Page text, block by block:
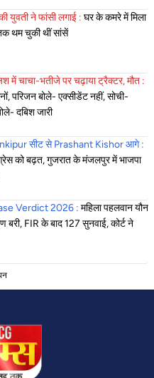
युवती ने फांसी लगाई : घर के कमरे में मिला
थम चुकी थीं सांसें
में चाचा-भतीजे पर चढ़ाया ट्रैक्टर, मौत :
परिजन बोले- एक्सीडेंट नहीं, सोची-
दबिश जारी
सीट से Prashant Kishor आगे :
को बढ़त, गुजरात के मंजलपुर में भाजपा
Verdict 2026 : महिला पहलवान यौन
FIR के बाद 127 सुनवाई, कोर्ट ने